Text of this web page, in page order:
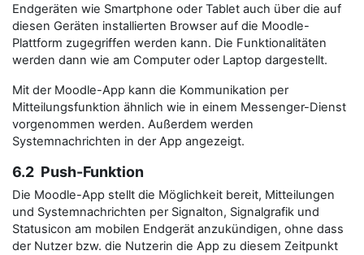
Endgeräten wie Smartphone oder Tablet auch über die auf
diesen Geräten installierten Browser auf die Moodle-
Plattform zugegriffen werden kann. Die Funktionalitäten
werden dann wie am Computer oder Laptop dargestellt.
Mit der Moodle-App kann die Kommunikation per
Mitteilungsfunktion ähnlich wie in einem Messenger-Dienst
vorgenommen werden. Außerdem werden
Systemnachrichten in der App angezeigt.
6.2 Push-Funktion
Die Moodle-App stellt die Möglichkeit bereit, Mitteilungen
und Systemnachrichten per Signalton, Signalgrafik und
Statusicon am mobilen Endgerät anzukündigen, ohne dass
der Nutzer bzw. die Nutzerin die App zu diesem Zeitpunkt